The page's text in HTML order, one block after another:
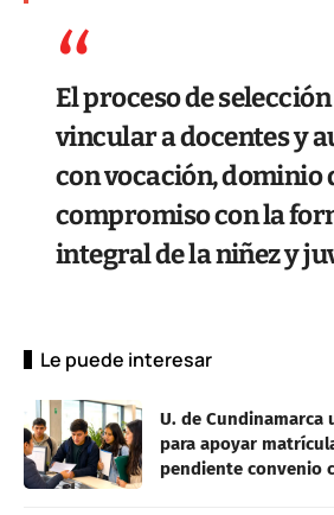
El proceso de
vincular a docentes y
con vocación, dominio
compromiso con la
integral de la niñez y
Le puede interesar
U. de Cundinamarca
para apoyar
pendiente convenio